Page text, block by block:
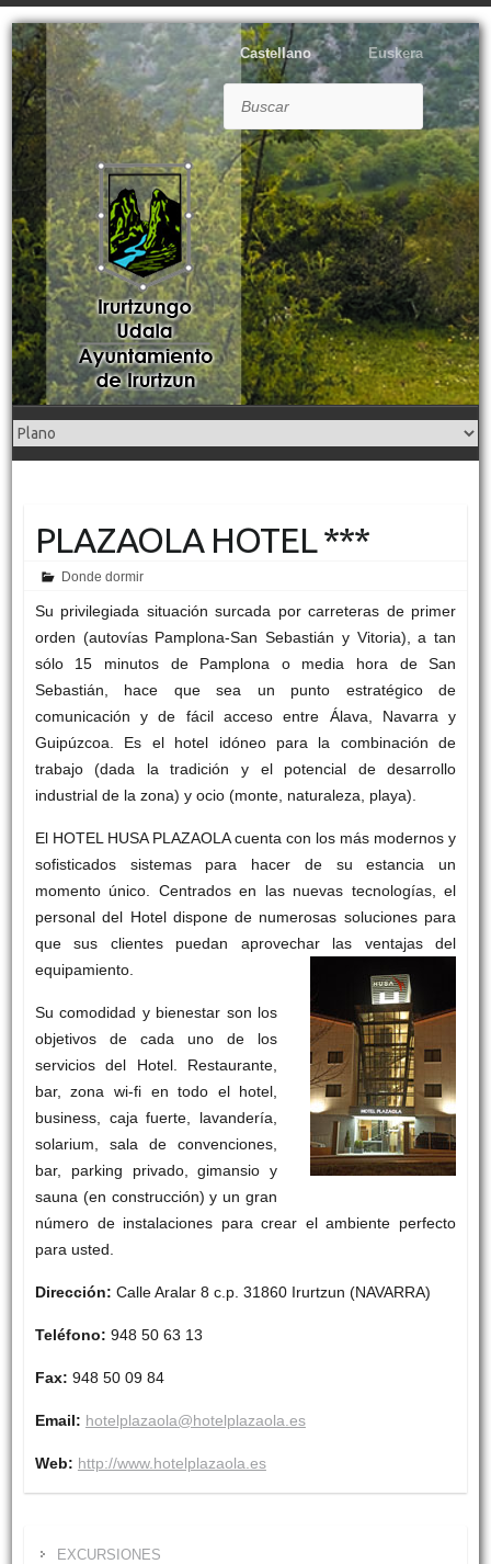
Castellano Euskera
PLAZAOLA HOTEL ***
Donde dormir
Su privilegiada situación surcada por carreteras de primer
orden (autovías Pamplona-San Sebastián y Vitoria), a tan
sólo 15 minutos de Pamplona o media hora de San
Sebastián, hace que sea un punto estratégico de
comunicación y de fácil acceso entre Álava, Navarra y
Guipúzcoa. Es el hotel idóneo para la combinación de
trabajo (dada la tradición y el potencial de desarrollo
industrial de la zona) y ocio (monte, naturaleza, playa).
El HOTEL HUSA PLAZAOLA cuenta con los más modernos y
sofisticados sistemas para hacer de su estancia un
momento único. Centrados en las nuevas tecnologías, el
personal del Hotel dispone de numerosas soluciones para
que sus clientes puedan aprovechar las ventajas del
equipamiento.
Su comodidad y bienestar son los
objetivos de cada uno de los
servicios del Hotel. Restaurante,
bar, zona wi-fi en todo el hotel,
business, caja fuerte, lavandería,
solarium, sala de convenciones,
bar, parking privado, gimansio y
sauna (en construcción) y un gran
número de instalaciones para crear el ambiente perfecto
para usted.
Dirección: Calle Aralar 8 c.p. 31860 Irurtzun (NAVARRA)
Teléfono: 948 50 63 13
Fax: 948 50 09 84
Email: hotelplazaola@hotelplazaola.es
Web: http://www.hotelplazaola.es
EXCURSIONES